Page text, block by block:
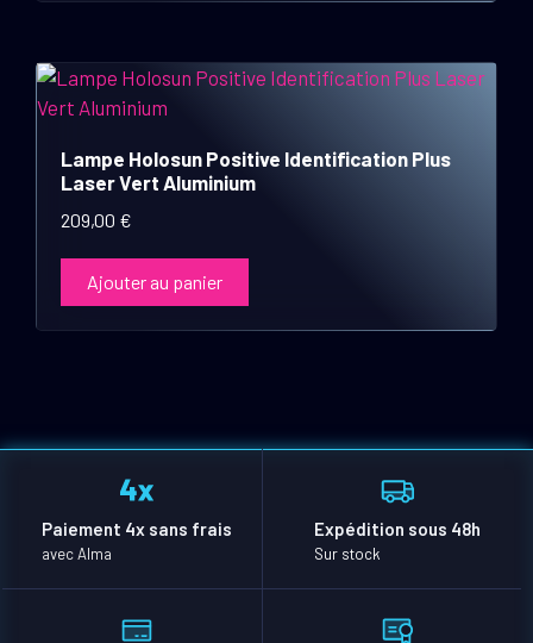
Lampe Holosun Positive Identification Plus
Laser Vert Aluminium
209,00 €
Ajouter au panier
Paiement 4x sans frais
avec Alma
Expédition sous 48h
Sur stock